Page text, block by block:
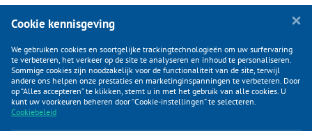
KLANTENSERVICE
CATEGORIEËN
Cookie kennisgeving
We gebruiken cookies en soortgelijke trackingtechnologieën om uw surfervaring
te verbeteren, het verkeer op de site te analyseren en inhoud te personaliseren.
Sommige cookies zijn noodzakelijk voor de functionaliteit van de site, terwijl
andere ons helpen onze prestaties en marketinginspanningen te verbeteren. Door
op “Alles accepteren” te klikken, stemt u in met het gebruik van alle cookies. U
kunt uw voorkeuren beheren door “Cookie-instellingen” te selecteren.
Cookiebeleid